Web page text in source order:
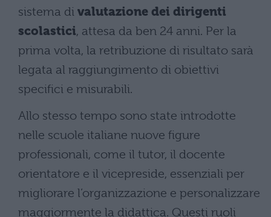
sistema di valutazione dei dirigenti
scolastici, attesa da ben 24 anni. Per la
prima volta, la retribuzione di risultato sarà
legata al raggiungimento di obiettivi
specifici e misurabili.
Allo stesso tempo sono state introdotte
nelle scuole italiane nuove figure
professionali, come il tutor, il docente
orientatore e il vicepreside, essenziali per
migliorare l’organizzazione e personalizzare
maggiormente la didattica. Questi ruoli